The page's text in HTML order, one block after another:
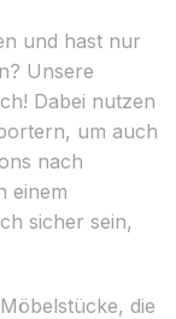
und hast nur
Unsere
Dabei nutzen
um auch
nach
einem
sicher sein,
die